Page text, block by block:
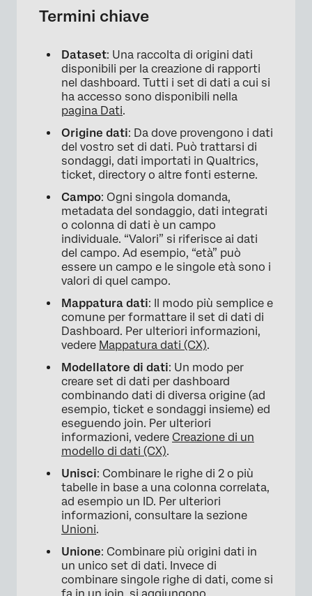
Termini chiave
Dataset: Una raccolta di origini dati
disponibili per la creazione di rapporti
nel dashboard. Tutti i set di dati a cui si
ha accesso sono disponibili nella
pagina Dati.
Origine dati: Da dove provengono i dati
del vostro set di dati. Può trattarsi di
sondaggi, dati importati in Qualtrics,
ticket, directory o altre fonti esterne.
Campo: Ogni singola domanda,
metadata del sondaggio, dati integrati
o colonna di dati è un campo
individuale. “Valori” si riferisce ai dati
del campo. Ad esempio, “età” può
essere un campo e le singole età sono i
valori di quel campo.
Mappatura dati: Il modo più semplice e
comune per formattare il set di dati di
Dashboard. Per ulteriori informazioni,
vedere Mappatura dati (CX).
Modellatore di dati: Un modo per
creare set di dati per dashboard
combinando dati di diversa origine (ad
esempio, ticket e sondaggi insieme) ed
eseguendo join. Per ulteriori
informazioni, vedere Creazione di un
modello di dati (CX).
Unisci: Combinare le righe di 2 o più
tabelle in base a una colonna correlata,
ad esempio un ID. Per ulteriori
informazioni, consultare la sezione
Unioni.
Unione: Combinare più origini dati in
un unico set di dati. Invece di
combinare singole righe di dati, come si
fa in un join, si aggiungono